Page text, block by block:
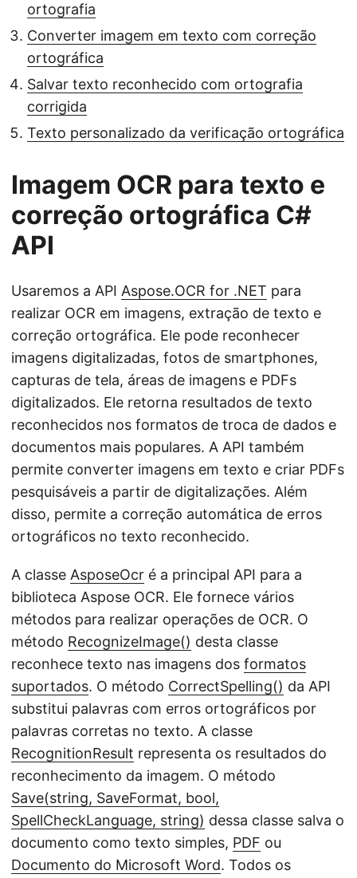
ortografia
Converter imagem em texto com correção
ortográfica
Salvar texto reconhecido com ortografia
corrigida
Texto personalizado da verificação ortográfica
Imagem OCR para texto e
correção ortográfica C#
API
Usaremos a API Aspose.OCR for .NET para
realizar OCR em imagens, extração de texto e
correção ortográfica. Ele pode reconhecer
imagens digitalizadas, fotos de smartphones,
capturas de tela, áreas de imagens e PDFs
digitalizados. Ele retorna resultados de texto
reconhecidos nos formatos de troca de dados e
documentos mais populares. A API também
permite converter imagens em texto e criar PDFs
pesquisáveis a partir de digitalizações. Além
disso, permite a correção automática de erros
ortográficos no texto reconhecido.
A classe AsposeOcr é a principal API para a
biblioteca Aspose OCR. Ele fornece vários
métodos para realizar operações de OCR. O
método RecognizeImage() desta classe
reconhece texto nas imagens dos formatos
suportados. O método CorrectSpelling() da API
substitui palavras com erros ortográficos por
palavras corretas no texto. A classe
RecognitionResult representa os resultados do
reconhecimento da imagem. O método
Save(string, SaveFormat, bool,
SpellCheckLanguage, string) dessa classe salva o
documento como texto simples, PDF ou
Documento do Microsoft Word. Todos os